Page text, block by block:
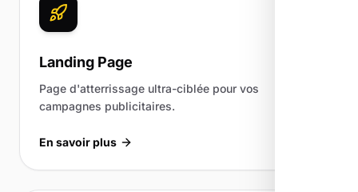
Landing Page
Page d'atterrissage ultra-ciblée pour vos
campagnes publicitaires.
En savoir plus